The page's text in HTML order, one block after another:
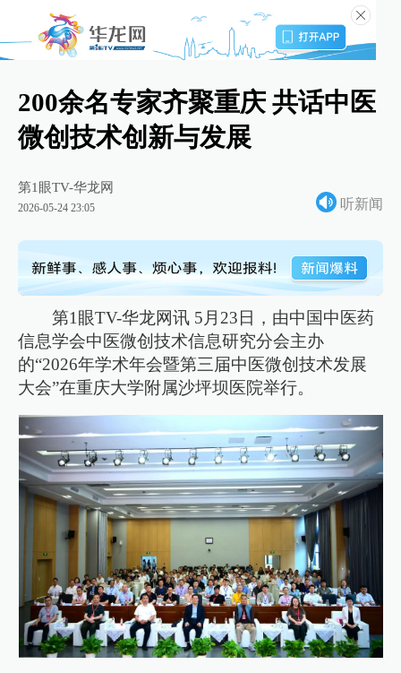
200余名专家齐聚重庆 共话中医
微创技术创新与发展
第1眼TV-华龙网
2026-05-24 23:05 听新闻
第1眼TV-华龙网讯 5月23日，由中国中医药
信息学会中医微创技术信息研究分会主办
的“2026年学术年会暨第三届中医微创技术发展
大会”在重庆大学附属沙坪坝医院举行。